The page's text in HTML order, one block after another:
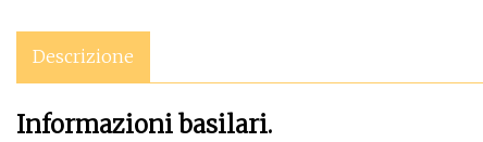
Descrizione
Informazioni basilari.